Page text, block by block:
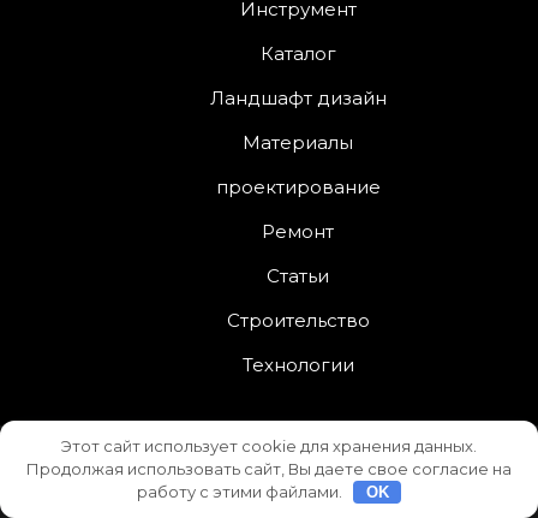
Инструмент
Каталог
Ландшафт дизайн
Материалы
проектирование
Ремонт
Статьи
Строительство
Технологии
Interior ServicesотAsterthemes| На платформе
WordPress.
Этот сайт использует cookie для хранения данных.
Продолжая использовать сайт, Вы даете свое согласие на
работу с этими файлами.
OK